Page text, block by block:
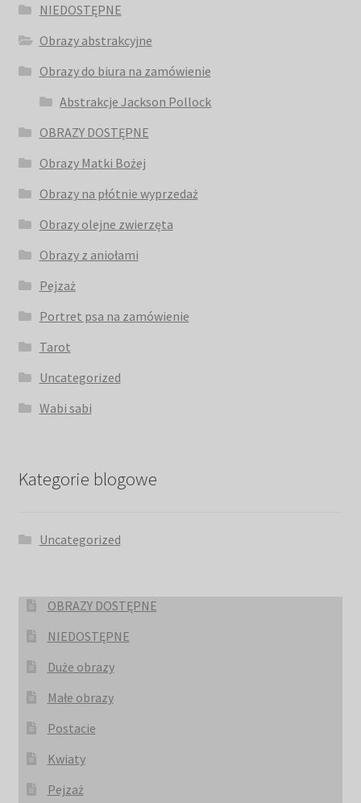
NIEDOSTĘPNE
Obrazy abstrakcyjne
Obrazy do biura na zamówienie
Abstrakcje Jackson Pollock
OBRAZY DOSTĘPNE
Obrazy Matki Bożej
Obrazy na płótnie wyprzedaż
Obrazy olejne zwierzęta
Obrazy z aniołami
Pejzaż
Portret psa na zamówienie
Tarot
Uncategorized
Wabi sabi
Kategorie blogowe
Uncategorized
OBRAZY DOSTĘPNE
NIEDOSTĘPNE
Duże obrazy
Małe obrazy
Postacie
Kwiaty
Pejzaż